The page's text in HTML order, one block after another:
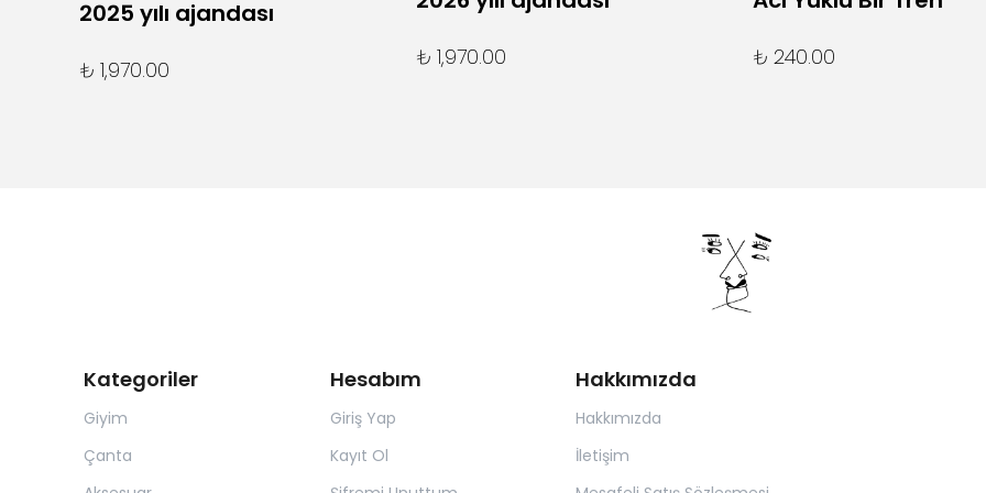
2025 yılı ajandası
₺ 1,970.00 ₺ 1,970.00 ₺ 240.00
Kategoriler
Giyim
Çanta
Hesabım
Giriş Yap
Kayıt Ol
Hakkımızda
Hakkımızda
İletişim